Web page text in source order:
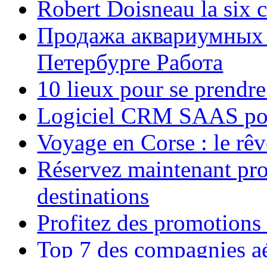
Robert Doisneau la six
Продажа аквариумных
Петербурге Работа
10 lieux pour se
Logiciel CRM SAAS
Voyage en Corse : le
Réservez maintenant
destinations
Profitez des
Top 7 des compagnies